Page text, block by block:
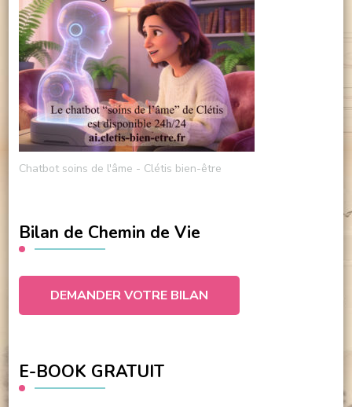
Chatbot soins de l'âme - Clétis bien-être
Bilan de Chemin de Vie
DEMANDER VOTRE BILAN
E-BOOK GRATUIT